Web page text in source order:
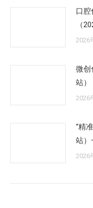
口
（
2026
微创
站）
2026
“精
站）
2026